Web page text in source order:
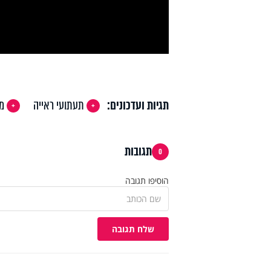
תגיות ועדכונים: תעתועי ראייה
0 תגובות
הוסיפו תגובה
שלח תגובה